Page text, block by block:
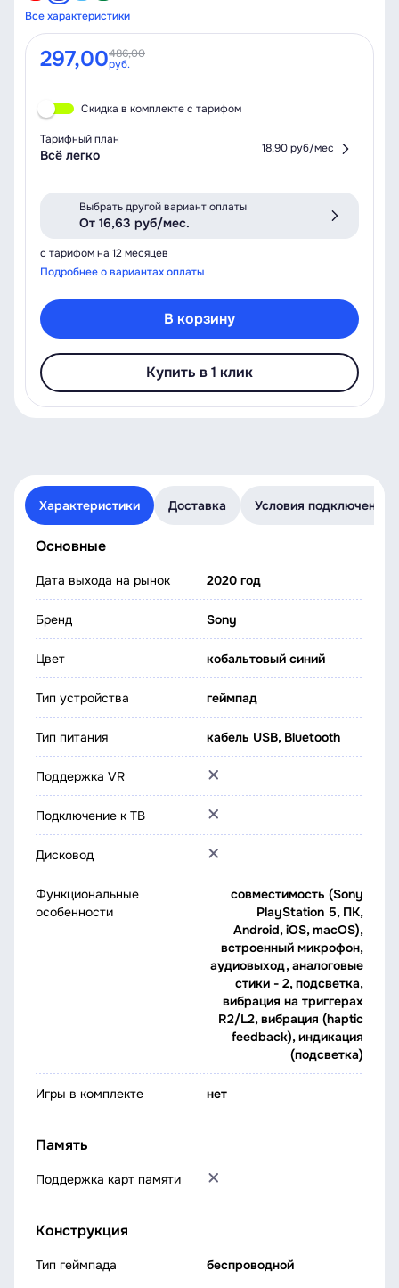
Все характеристики
297,00486,00
руб.
Скидка в комплекте с тарифом
Тарифный план
Всё легко 18,90 руб/мес
Выбрать другой вариант оплаты
От 16,63 руб/мес.
с тарифом на 12 месяцев
Подробнее о вариантах оплаты
В корзину
Купить в 1 клик
Характеристики Доставка Условия подключения
Основные
Дата выхода на рынок 2020 год
Бренд Sony
Цвет кобальтовый синий
Тип устройства геймпад
Тип питания кабель USB, Bluetooth
Поддержка VR
Подключение к ТВ
Дисковод
Функциональные
особенности
совместимость (Sony
PlayStation 5, ПК,
Android, iOS, macOS),
встроенный микрофон,
аудиовыход, аналоговые
стики - 2, подсветка,
вибрация на триггерах
R2/L2, вибрация (haptic
feedback), индикация
(подсветка)
Игры в комплекте нет
Память
Поддержка карт памяти
Конструкция
Тип геймпада беспроводной